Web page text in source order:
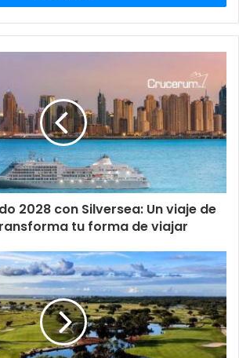
2028 con Silversea: Un viaje de
tu forma de viajar